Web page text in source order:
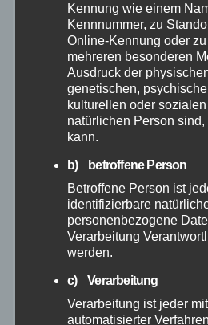
März 2026
Februar 2026
Januar 2026
November 2025
Oktober 2025
September 2025
August 2025
Kennung wie einem
Kennnummer, zu
Online-Kennung oder
mehreren besonderen
Ausdruck der
genetischen,
kulturellen oder
natürlichen Person
kann.
b) betroffene Person
Betroffene Person ist
identifizierbare
personenbezogene
Verarbeitung
werden.
c) Verarbeitung
Verarbeitung ist jeder
automatisierter